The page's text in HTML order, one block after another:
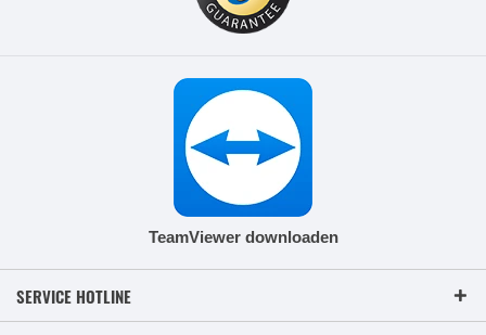
TeamViewer downloaden
SERVICE HOTLINE